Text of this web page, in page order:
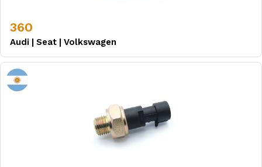
360
Audi | Seat | Volkswagen